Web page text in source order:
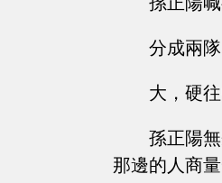
分成兩
大，硬
孫正陽
那邊的人商